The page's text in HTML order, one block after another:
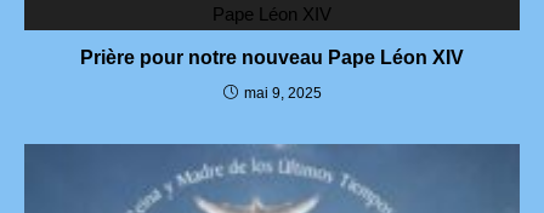
Prière pour notre nouveau Pape Léon XIV
mai 9, 2025